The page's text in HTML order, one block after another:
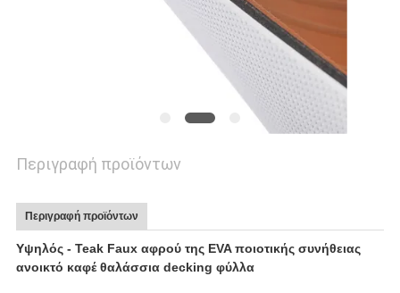
PRIVACY
Περιγραφή προϊόντων
Περιγραφή προϊόντων
Υψηλός - Teak Faux αφρού της EVA ποιοτικής συνήθειας
ανοικτό καφέ θαλάσσια decking φύλλα